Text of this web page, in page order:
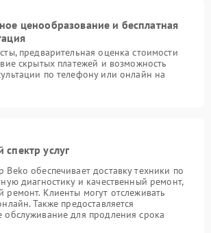
ценообразование и бесплатная
предварительная оценка стоимости
скрытых платежей и возможность
по телефону или онлайн на
услуг
Beko обеспечивает доставку техники по
диагностику и качественный ремонт,
ремонт. Клиенты могут отслеживать
Также предоставляется
обслуживание для продления срока